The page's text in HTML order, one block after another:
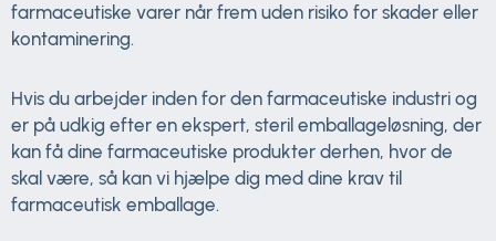
farmaceutiske varer når frem uden risiko for skader eller
kontaminering.
Hvis du arbejder inden for den farmaceutiske industri og
er på udkig efter en ekspert, steril emballageløsning, der
kan få dine farmaceutiske produkter derhen, hvor de
skal være, så kan vi hjælpe dig med dine krav til
farmaceutisk emballage.